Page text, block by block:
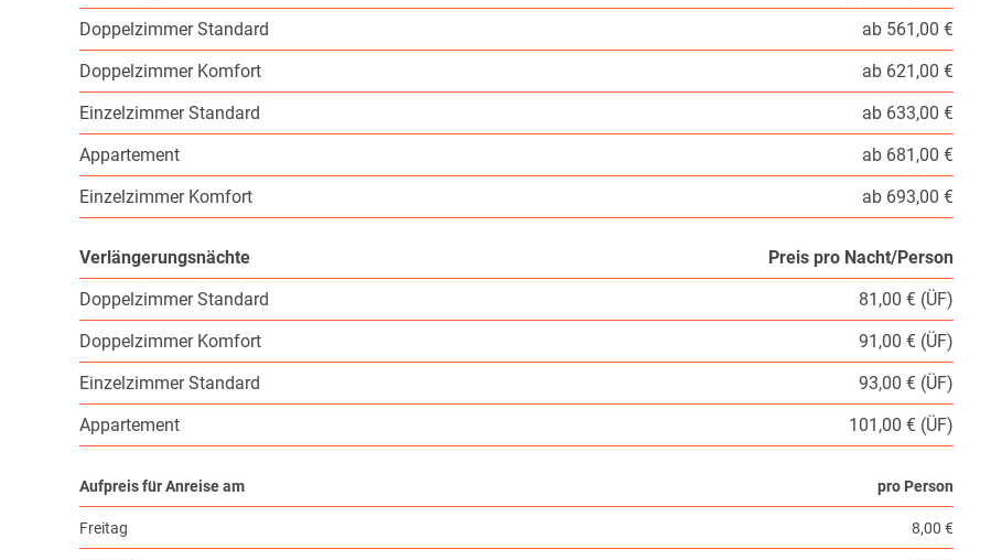
Doppelzimmer Standard
ab 561,00 €
Doppelzimmer Komfort
ab 621,00 €
Einzelzimmer Standard
ab 633,00 €
Appartement
ab 681,00 €
Einzelzimmer Komfort
ab 693,00 €
Verlängerungsnächte
Preis pro Nacht/Person
Doppelzimmer Standard
81,00 € (ÜF)
Doppelzimmer Komfort
91,00 € (ÜF)
Einzelzimmer Standard
93,00 € (ÜF)
Appartement
101,00 € (ÜF)
Aufpreis für Anreise am pro Person
Freitag 8,00 €